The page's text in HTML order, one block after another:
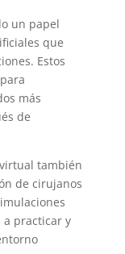
un papel
que
Estos
más
de
también
de cirujanos
a practicar y